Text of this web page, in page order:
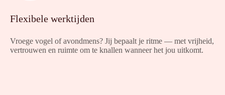
Flexibele werktijden
Vroege vogel of avondmens? Jij bepaalt je ritme — met vrijheid,
vertrouwen en ruimte om te knallen wanneer het jou uitkomt.